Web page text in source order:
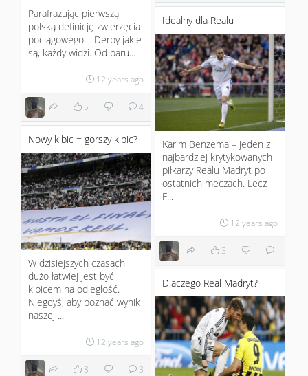
Parafrazując pierwszą
polską definicję zwierzęcia
pociągowego – Derby jakie
są, każdy widzi. Od paru...
12 years ago
5 4
Idealny dla Realu
Karim Benzema – jeden z
najbardziej krytykowanych
piłkarzy Realu Madryt po
ostatnich meczach. Lecz
F...
12 years ago
3
Nowy kibic = gorszy kibic?
W dzisiejszych czasach
dużo łatwiej jest być
kibicem na odległość.
Niegdyś, aby poznać wynik
naszej ...
12 years ago
8 3
Dlaczego Real Madryt?